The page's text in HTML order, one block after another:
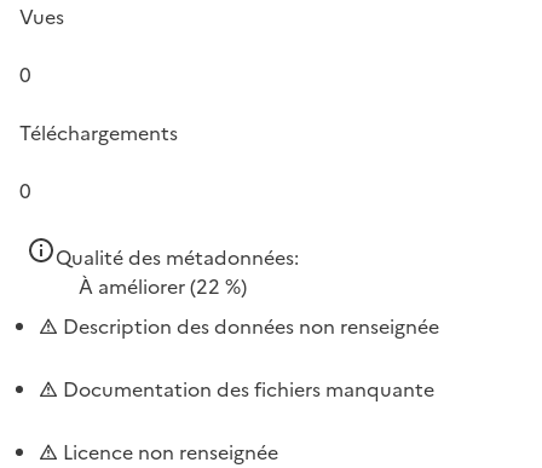
Vues
0
Téléchargements
0
Qualité des métadonnées:
À améliorer(22 %)
Description des données non renseignée
Documentation des fichiers manquante
Licence non renseignée